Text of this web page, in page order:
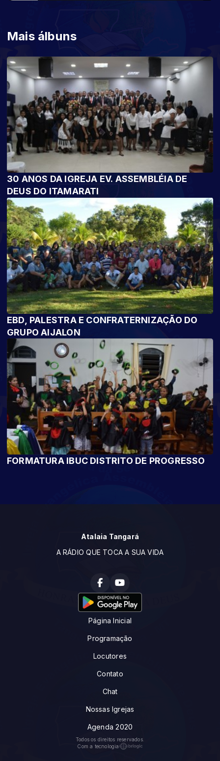
Mais álbuns
30 ANOS DA IGREJA EV. ASSEMBLÉIA DE
DEUS DO ITAMARATI
EBD, PALESTRA E CONFRATERNIZAÇÃO DO
GRUPO AIJALON
FORMATURA IBUC DISTRITO DE PROGRESSO
Atalaia Tangará
A RÁDIO QUE TOCA A SUA VIDA
Página Inicial
Programação
Locutores
Contato
Chat
Nossas Igrejas
Agenda 2020
Todos os direitos reservados.
Com a tecnologia